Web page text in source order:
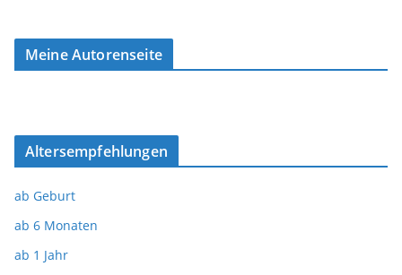
Meine Autorenseite
Altersempfehlungen
ab Geburt
ab 6 Monaten
ab 1 Jahr